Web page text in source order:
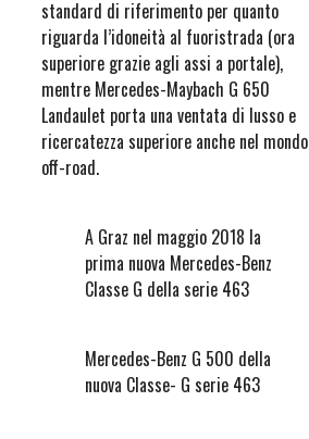
standard di riferimento per quanto
riguarda l’idoneità al fuoristrada (ora
superiore grazie agli assi a portale),
mentre Mercedes-Maybach G 650
Landaulet porta una ventata di lusso e
ricercatezza superiore anche nel mondo
off-road.
A Graz nel maggio 2018 la
prima nuova Mercedes-Benz
Classe G della serie 463
Mercedes-Benz G 500 della
nuova Classe- G serie 463